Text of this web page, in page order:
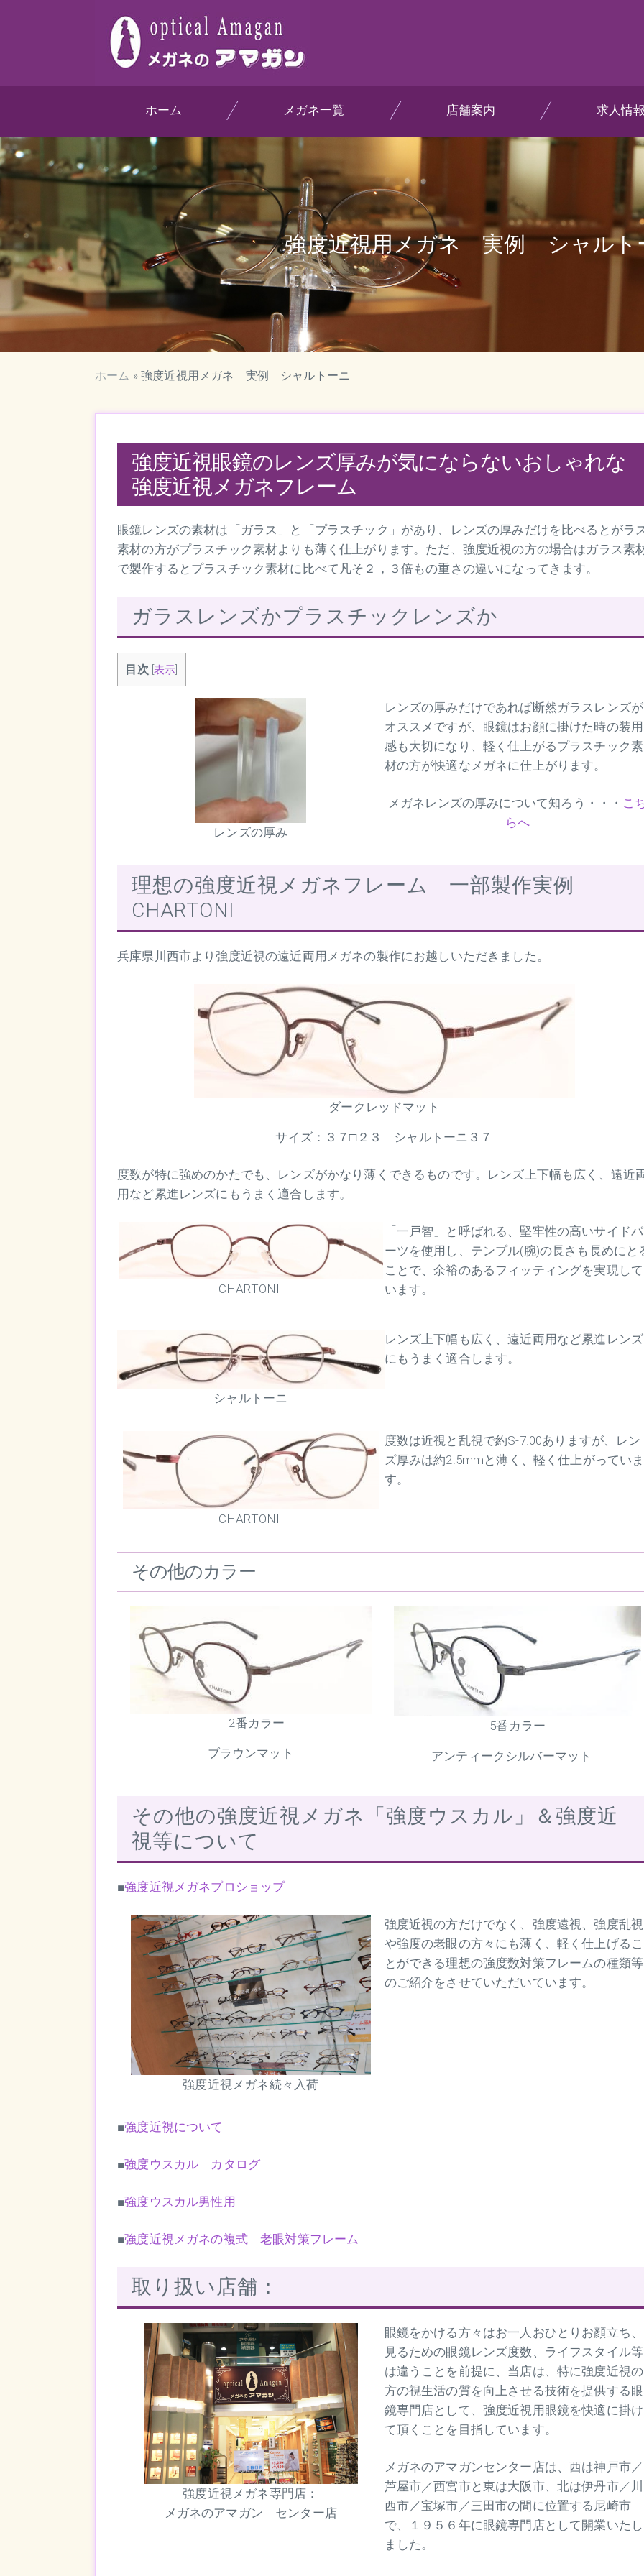
ホーム メガネ一覧 店舗案内 求人情
強度近視用メガネ 実例 シャルト
ホーム »強度近視用メガネ 実例 シャルトーニ
強度近視眼鏡のレンズ厚みが気にならないおしゃれな
強度近視メガネフレーム
眼鏡レンズの素材は「ガラス」と「プラスチック」があり、レンズの厚みだけを比べるとがラ
素材の方がプラスチック素材よりも薄く仕上がります。ただ、強度近視の方の場合はガラス素
で製作するとプラスチック素材に比べて凡そ２，３倍もの重さの違いになってきます。
ガラスレンズかプラスチックレンズか
目次 [表示
レンズの厚み
レンズの厚みだけであれば断然ガラスレンズが
オススメですが、眼鏡はお顔に掛けた時の装用
感も大切になり、軽く仕上がるプラスチック素
材の方が快適なメガネに仕上がります。
メガネレンズの厚みについて知ろう・・・ こ
らへ
理想の強度近視メガネフレーム 一部製作実例
CHARTONI
兵庫県川西市より強度近視の遠近両用メガネの製作にお越しいただきました。
ダークレッドマット
サイズ：３７□２３ シャルトーニ３７
度数が特に強めのかたでも、レンズがかなり薄くできるものです。レンズ上下幅も広く、遠近
用など累進レンズにもうまく適合します。
CHARTONI
「一戸智」と呼ばれる、堅牢性の高いサイドパ
ーツを使用し、テンプル(腕)の長さも長めにと
ことで、余裕のあるフィッティングを実現して
います。
シャルトーニ
レンズ上下幅も広く、遠近両用など累進レンズ
にもうまく適合します。
CHARTONI
度数は近視と乱視で約S-7.00ありますが、レン
ズ厚みは約2.5mmと薄く、軽く仕上がっていま
す。
その他のカラー
2番カラー
ブラウンマット
5番カラー
アンティークシルバーマット
その他の強度近視メガネ「強度ウスカル」＆強度近
視等について
■強度近視メガネプロショップ
強度近視メガネ続々入荷
強度近視の方だけでなく、強度遠視、強度乱視
や強度の老眼の方々にも薄く、軽く仕上げるこ
とができる理想の強度数対策フレームの種類等
のご紹介をさせていただいています。
■強度近視について
■強度ウスカル カタログ
■強度ウスカル男性用
■強度近視メガネの複式 老眼対策フレーム
取り扱い店舗：
強度近視メガネ専門店：
メガネのアマガン センター店
眼鏡をかける方々はお一人おひとりお顔立ち、
見るための眼鏡レンズ度数、ライフスタイル等
は違うことを前提に、当店は、特に強度近視の
方の視生活の質を向上させる技術を提供する眼
鏡専門店として、強度近視用眼鏡を快適に掛け
て頂くことを目指しています。
メガネのアマガンセンター店は、西は神戸市／
芦屋市／西宮市と東は大阪市、北は伊丹市／川
西市／宝塚市／三田市の間に位置する尼崎市
で、１９５６年に眼鏡専門店として開業いたし
ました。